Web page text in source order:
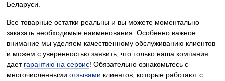
Беларуси.
Все товарные остатки реальны и вы можете моментально
заказать необходимые наименования. Особенно важное
внимание мы уделяем качественному обслуживанию клиентов
и можем с уверенностью заявить, что только наша компания
дает гарантию на сервис! Обязательно ознакомьтесь с
многочисленными отзывами клиентов, которые работают с